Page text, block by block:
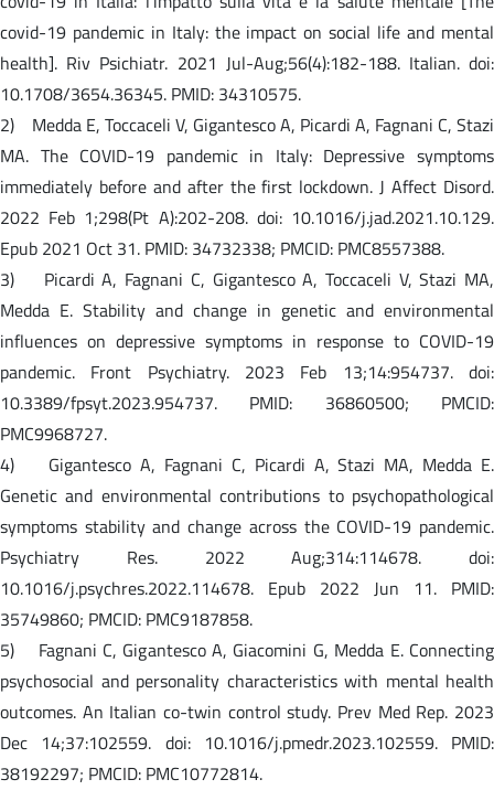
covid-19 pandemic in Italy: the impact on social life and mental
health]. Riv Psichiatr. 2021 Jul-Aug;56(4):182-188. Italian. doi:
10.1708/3654.36345. PMID: 34310575.
2) Medda E, Toccaceli V, Gigantesco A, Picardi A, Fagnani C, Stazi
MA. The COVID-19 pandemic in Italy: Depressive symptoms
immediately before and after the first lockdown. J Affect Disord.
2022 Feb 1;298(Pt A):202-208. doi: 10.1016/j.jad.2021.10.129.
Epub 2021 Oct 31. PMID: 34732338; PMCID: PMC8557388.
3) Picardi A, Fagnani C, Gigantesco A, Toccaceli V, Stazi MA,
Medda E. Stability and change in genetic and environmental
influences on depressive symptoms in response to COVID-19
pandemic. Front Psychiatry. 2023 Feb 13;14:954737. doi:
10.3389/fpsyt.2023.954737. PMID: 36860500; PMCID:
PMC9968727.
4) Gigantesco A, Fagnani C, Picardi A, Stazi MA, Medda E.
Genetic and environmental contributions to psychopathological
symptoms stability and change across the COVID-19 pandemic.
Psychiatry Res. 2022 Aug;314:114678. doi:
10.1016/j.psychres.2022.114678. Epub 2022 Jun 11. PMID:
35749860; PMCID: PMC9187858.
5) Fagnani C, Gigantesco A, Giacomini G, Medda E. Connecting
psychosocial and personality characteristics with mental health
outcomes. An Italian co-twin control study. Prev Med Rep. 2023
Dec 14;37:102559. doi: 10.1016/j.pmedr.2023.102559. PMID:
38192297; PMCID: PMC10772814.